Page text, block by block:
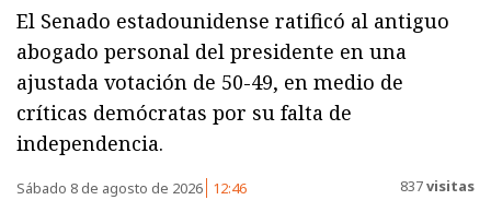
El Senado estadounidense ratificó al antiguo
abogado personal del presidente en una
ajustada votación de 50-49, en medio de
críticas demócratas por su falta de
independencia.
Sábado 8 de agosto de 2026 12:46 837visitas